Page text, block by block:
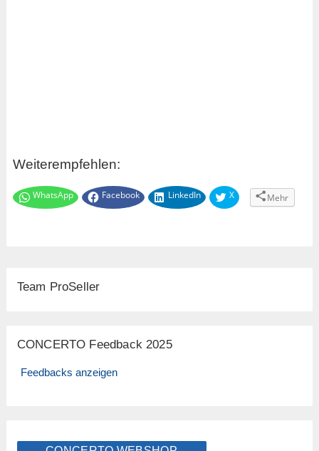
Weiterempfehlen:
WhatsApp Facebook LinkedIn X Mehr
Team ProSeller
CONCERTO Feedback 2025
Feedbacks anzeigen